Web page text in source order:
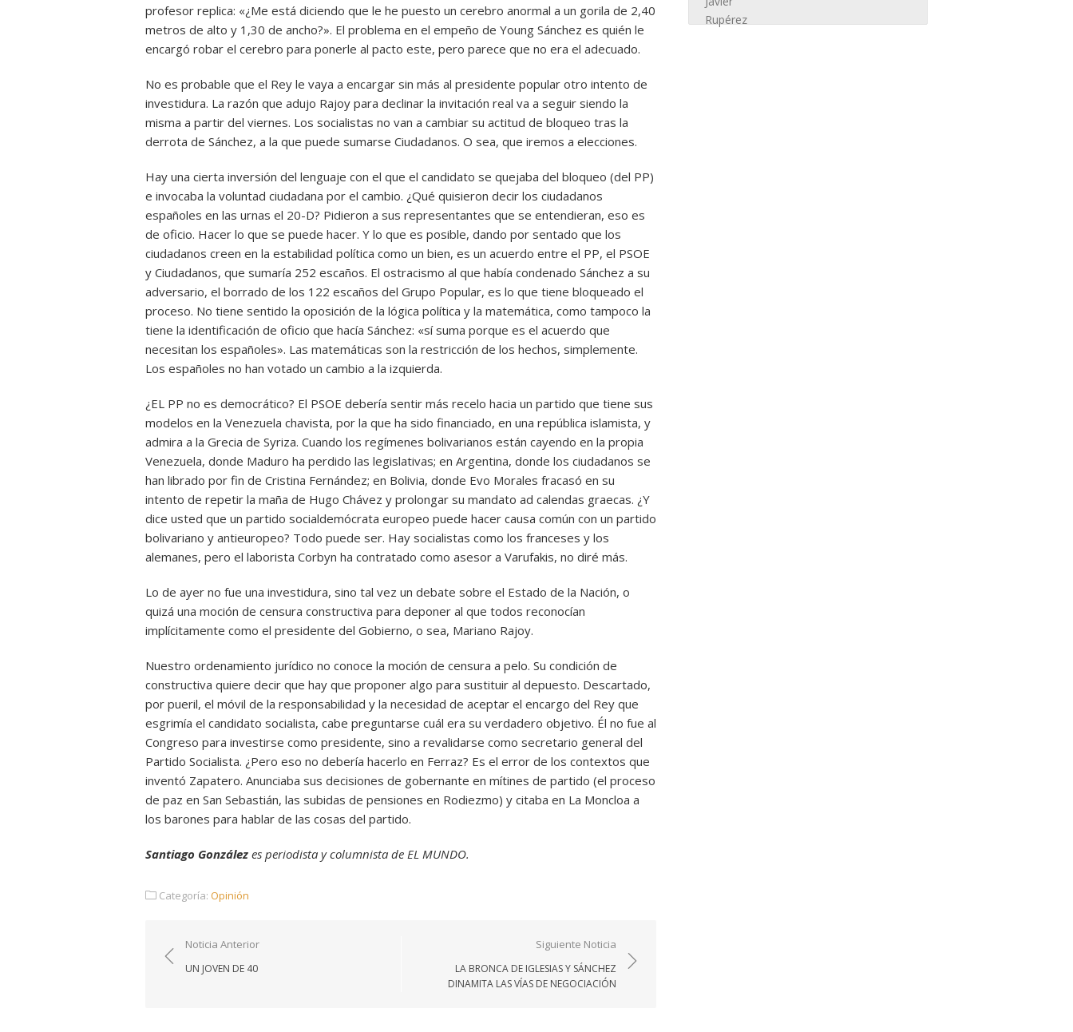
profesor replica: «¿Me está diciendo que le he puesto un cerebro anormal a un gorila de 2,40
metros de alto y 1,30 de ancho?». El problema en el empeño de Young Sánchez es quién le
encargó robar el cerebro para ponerle al pacto este, pero parece que no era el adecuado.
No es probable que el Rey le vaya a encargar sin más al presidente popular otro intento de
investidura. La razón que adujo Rajoy para declinar la invitación real va a seguir siendo la
misma a partir del viernes. Los socialistas no van a cambiar su actitud de bloqueo tras la
derrota de Sánchez, a la que puede sumarse Ciudadanos. O sea, que iremos a elecciones.
Hay una cierta inversión del lenguaje con el que el candidato se quejaba del bloqueo (del PP)
e invocaba la voluntad ciudadana por el cambio. ¿Qué quisieron decir los ciudadanos
españoles en las urnas el 20-D? Pidieron a sus representantes que se entendieran, eso es
de oficio. Hacer lo que se puede hacer. Y lo que es posible, dando por sentado que los
ciudadanos creen en la estabilidad política como un bien, es un acuerdo entre el PP, el PSOE
y Ciudadanos, que sumaría 252 escaños. El ostracismo al que había condenado Sánchez a su
adversario, el borrado de los 122 escaños del Grupo Popular, es lo que tiene bloqueado el
proceso. No tiene sentido la oposición de la lógica política y la matemática, como tampoco la
tiene la identificación de oficio que hacía Sánchez: «sí suma porque es el acuerdo que
necesitan los españoles». Las matemáticas son la restricción de los hechos, simplemente.
Los españoles no han votado un cambio a la izquierda.
¿EL PP no es democrático? El PSOE debería sentir más recelo hacia un partido que tiene sus
modelos en la Venezuela chavista, por la que ha sido financiado, en una república islamista, y
admira a la Grecia de Syriza. Cuando los regímenes bolivarianos están cayendo en la propia
Venezuela, donde Maduro ha perdido las legislativas; en Argentina, donde los ciudadanos se
han librado por fin de Cristina Fernández; en Bolivia, donde Evo Morales fracasó en su
intento de repetir la maña de Hugo Chávez y prolongar su mandato ad calendas graecas. ¿Y
dice usted que un partido socialdemócrata europeo puede hacer causa común con un partido
bolivariano y antieuropeo? Todo puede ser. Hay socialistas como los franceses y los
alemanes, pero el laborista Corbyn ha contratado como asesor a Varufakis, no diré más.
Lo de ayer no fue una investidura, sino tal vez un debate sobre el Estado de la Nación, o
quizá una moción de censura constructiva para deponer al que todos reconocían
implícitamente como el presidente del Gobierno, o sea, Mariano Rajoy.
Nuestro ordenamiento jurídico no conoce la moción de censura a pelo. Su condición de
constructiva quiere decir que hay que proponer algo para sustituir al depuesto. Descartado,
por pueril, el móvil de la responsabilidad y la necesidad de aceptar el encargo del Rey que
esgrimía el candidato socialista, cabe preguntarse cuál era su verdadero objetivo. Él no fue al
Congreso para investirse como presidente, sino a revalidarse como secretario general del
Partido Socialista. ¿Pero eso no debería hacerlo en Ferraz? Es el error de los contextos que
inventó Zapatero. Anunciaba sus decisiones de gobernante en mítines de partido (el proceso
de paz en San Sebastián, las subidas de pensiones en Rodiezmo) y citaba en La Moncloa a
los barones para hablar de las cosas del partido.
Santiago González es periodista y columnista de EL MUNDO.
Categoría: Opinión
Navegación
de
Noticia Anterior
UN JOVEN DE 40
Siguiente Noticia
LA BRONCA DE IGLESIAS Y SÁNCHEZ
DINAMITA LAS VÍAS DE NEGOCIACIÓN